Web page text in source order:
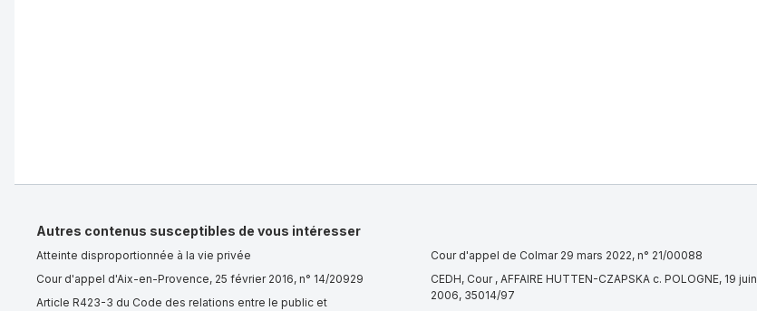
Autres contenus susceptibles de vous intéresser
Atteinte disproportionnée à la vie privée
Cour d'appel d'Aix-en-Provence, 25 février 2016, n° 14/20929
Article R423-3 du Code des relations entre le public et
Cour d'appel de Colmar 29 mars 2022, n° 21/00088
CEDH, Cour , AFFAIRE HUTTEN-CZAPSKA c. POLOGNE, 19 juin
2006, 35014/97